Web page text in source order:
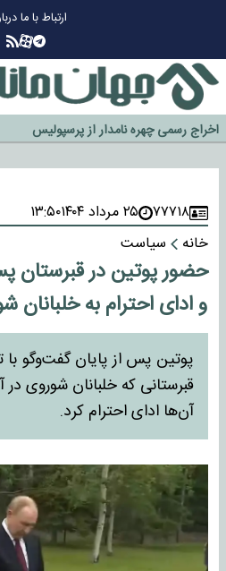
ارتباط با ما
گزینه جدایی اوسمار روی میز مدیران
آیا رئیس جمهور آمریکا قانون را دور می‌زند؟
اخراج رسمی چهره نامدار از پرسپولیس
سازمان اطلاعات سپاه: پروژه دولت ترامپ
خورد
۷۷۷۱۸ ۲۵ مرداد ۱۴۰۴
۱۳:۵۰
خانه
سیاست
حضور پوتین در قبرستان
و ادای احترام به خلبانان
پوتین پس از پایان گفت‌وگو با
قبرستانی که خلبانان شوروی
آن‌ها ادای احترام کرد.